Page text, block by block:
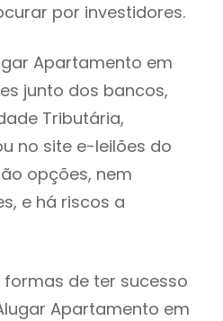
por investidores.
Apartamento em
junto dos bancos,
Tributária,
no site e-leilões do
opções, nem
e há riscos a
de ter sucesso
Apartamento em